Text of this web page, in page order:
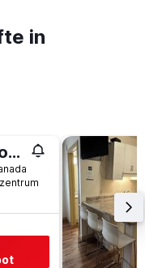
in
Bright & Convenient b/w 2 Parks